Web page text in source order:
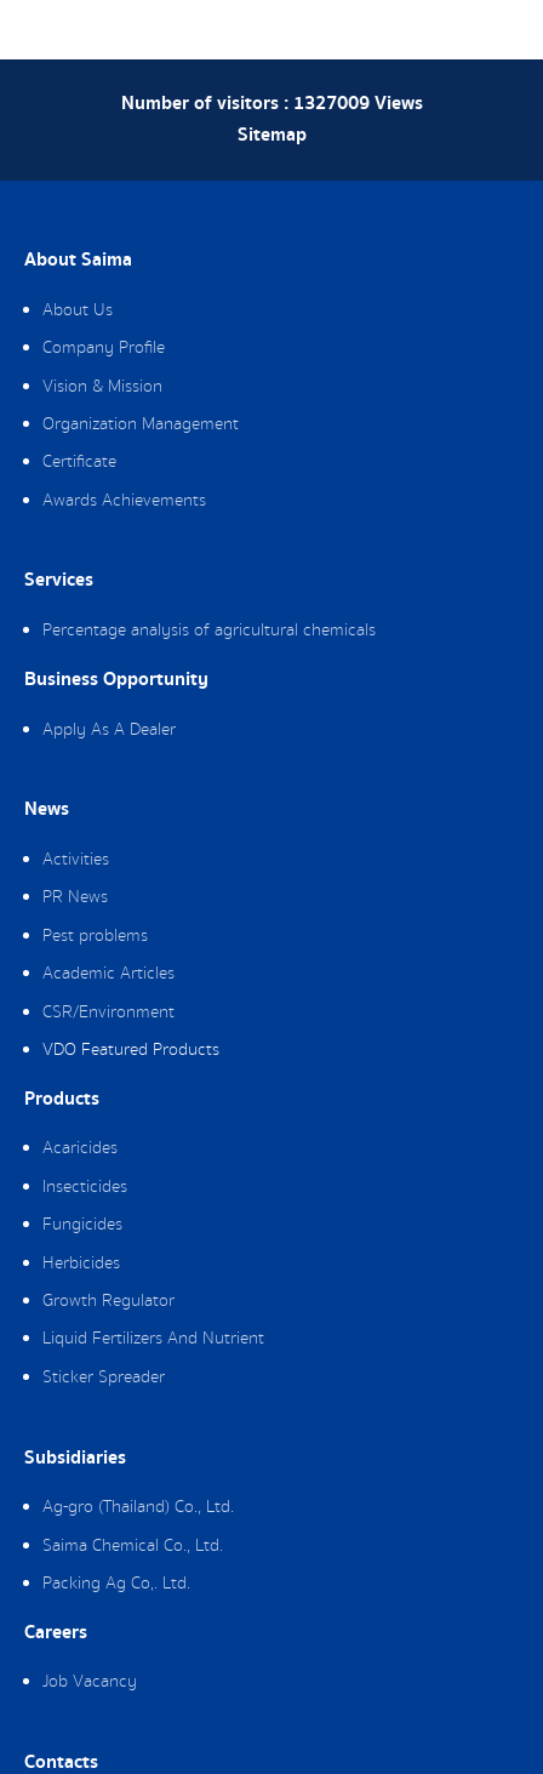
Number of visitors : 1327009Views
Sitemap
About Saima
About Us
Company Profile
Vision & Mission
Organization Management
Certificate
Awards Achievements
Services
Percentage analysis of agricultural chemicals
Business Opportunity
Apply As A Dealer
News
Activities
PR News
Pest problems
Academic Articles
CSR/Environment
VDO Featured Products
Products
Acaricides
Insecticides
Fungicides
Herbicides
Growth Regulator
Liquid Fertilizers And Nutrient
Sticker Spreader
Subsidiaries
Ag-gro (Thailand) Co., Ltd.
Saima Chemical Co., Ltd.
Packing Ag Co,. Ltd.
Careers
Job Vacancy
Contacts